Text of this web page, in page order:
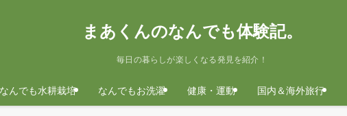
まあくんのなんでも体験記。
毎日の暮らしが楽しくなる発見を紹介！
なんでも水耕栽培 なんでもお洗濯 健康・運動 国内＆海外旅行